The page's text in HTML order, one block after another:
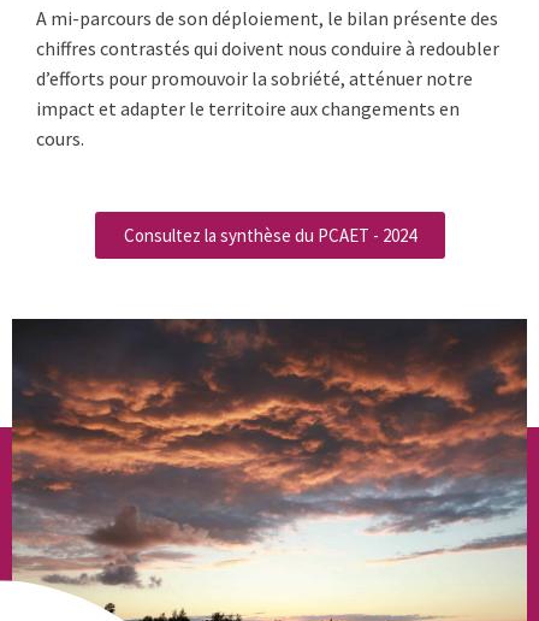
A mi-parcours de son déploiement, le bilan présente des
chiffres contrastés qui doivent nous conduire à redoubler
d’efforts pour promouvoir la sobriété, atténuer notre
impact et adapter le territoire aux changements en
cours.
Consultez la synthèse du PCAET - 2024